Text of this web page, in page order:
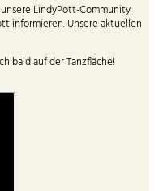
LindyPott-Community
informieren. Unsere aktuellen
bald auf der Tanzfläche!